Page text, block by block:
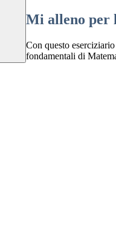
Mi alleno per
Con questo
fondamentali di